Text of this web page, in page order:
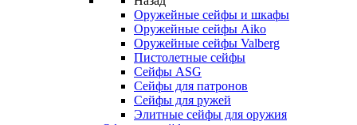
Оружейные сейфы и шкафы
Оружейные сейфы Aiko
Оружейные сейфы Valberg
Пистолетные сейфы
Сейфы ASG
Сейфы для патронов
Сейфы для ружей
Элитные сейфы для оружия